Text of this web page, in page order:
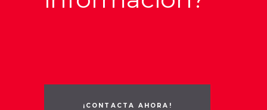
¡CONTACTA AHORA!